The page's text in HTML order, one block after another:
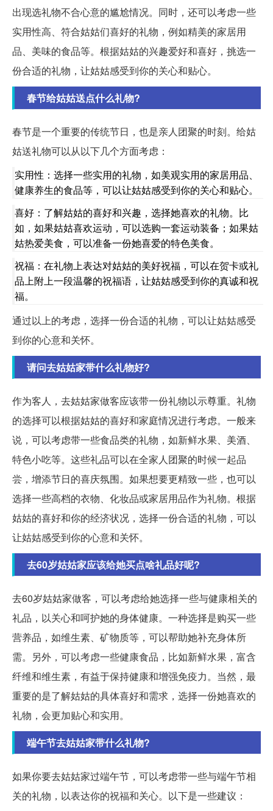
出现选礼物不合心意的尴尬情况。同时，还可以考虑一些
实用性高、符合姑姑们喜好的礼物，例如精美的家居用
品、美味的食品等。根据姑姑的兴趣爱好和喜好，挑选一
份合适的礼物，让姑姑感受到你的关心和贴心。
春节给姑姑送点什么礼物?
春节是一个重要的传统节日，也是亲人团聚的时刻。给姑
姑送礼物可以从以下几个方面考虑：
实用性：选择一些实用的礼物，如美观实用的家居用品、
健康养生的食品等，可以让姑姑感受到你的关心和贴心。
喜好：了解姑姑的喜好和兴趣，选择她喜欢的礼物。比
如，如果姑姑喜欢运动，可以选购一套运动装备；如果姑
姑热爱美食，可以准备一份她喜爱的特色美食。
祝福：在礼物上表达对姑姑的美好祝福，可以在贺卡或礼
品上附上一段温馨的祝福语，让姑姑感受到你的真诚和祝
福。
通过以上的考虑，选择一份合适的礼物，可以让姑姑感受
到你的心意和关怀。
请问去姑姑家带什么礼物好?
作为客人，去姑姑家做客应该带一份礼物以示尊重。礼物
的选择可以根据姑姑的喜好和家庭情况进行考虑。一般来
说，可以考虑带一些食品类的礼物，如新鲜水果、美酒、
特色小吃等。这些礼品可以在全家人团聚的时候一起品
尝，增添节日的喜庆氛围。如果想要更精致一些，也可以
选择一些高档的衣物、化妆品或家居用品作为礼物。根据
姑姑的喜好和你的经济状况，选择一份合适的礼物，可以
让姑姑感受到你的心意和关怀。
去60岁姑姑家应该给她买点啥礼品好呢?
去60岁姑姑家做客，可以考虑给她选择一些与健康相关的
礼品，以关心和呵护她的身体健康。一种选择是购买一些
营养品，如维生素、矿物质等，可以帮助她补充身体所
需。另外，可以考虑一些健康食品，比如新鲜水果，富含
纤维和维生素，有益于保持健康和增强免疫力。当然，最
重要的是了解姑姑的具体喜好和需求，选择一份她喜欢的
礼物，会更加贴心和实用。
端午节去姑姑家带什么礼物?
如果你要去姑姑家过端午节，可以考虑带一些与端午节相
关的礼物，以表达你的祝福和关心。以下是一些建议：